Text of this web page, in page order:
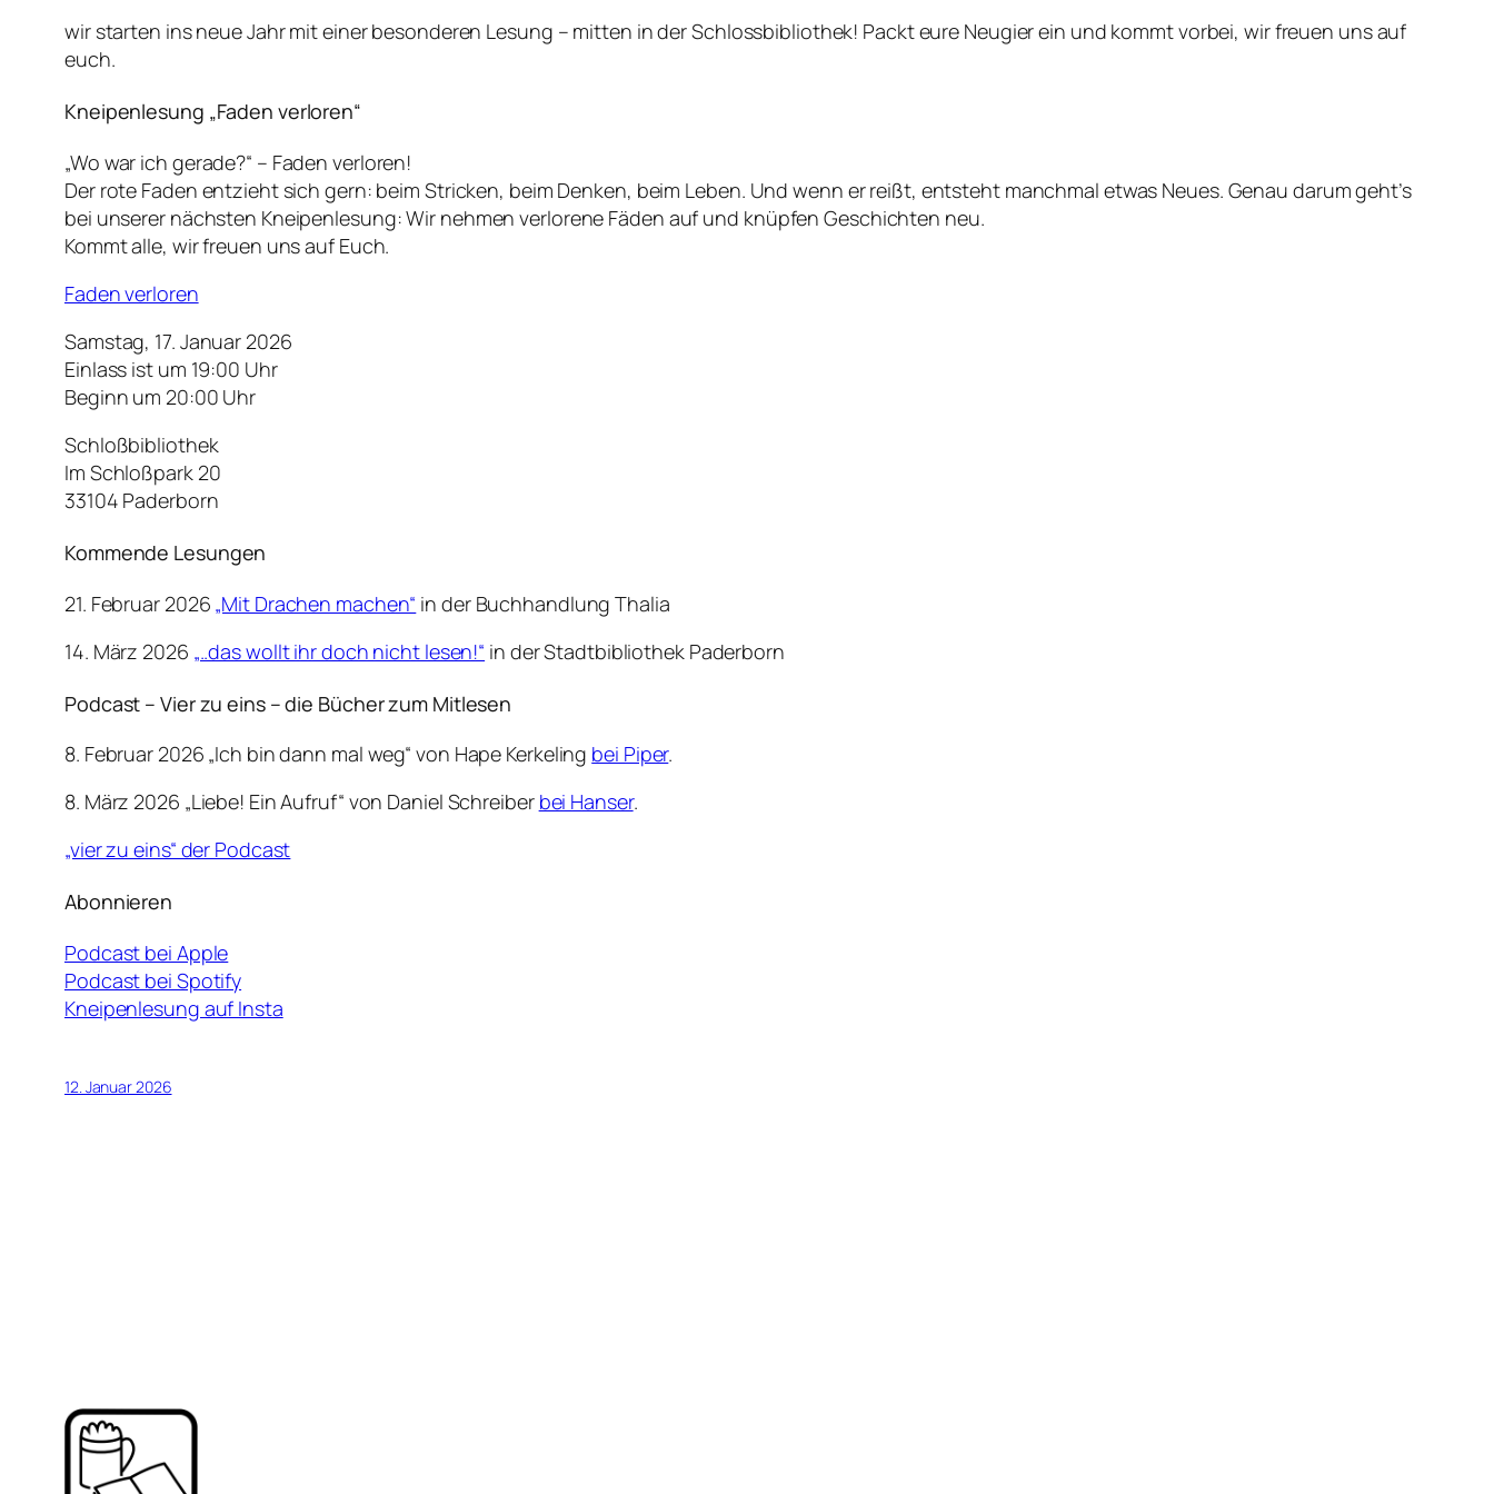
wir starten ins neue Jahr mit einer besonderen Lesung – mitten in der Schlossbibliothek! Packt eure Neugier ein und kommt vorbei, wir freuen uns auf
euch.
Kneipenlesung „Faden verloren“
„Wo war ich gerade?“ – Faden verloren!
Der rote Faden entzieht sich gern: beim Stricken, beim Denken, beim Leben. Und wenn er reißt, entsteht manchmal etwas Neues. Genau darum geht’s
bei unserer nächsten Kneipenlesung: Wir nehmen verlorene Fäden auf und knüpfen Geschichten neu.
Kommt alle, wir freuen uns auf Euch.
Faden verloren
Samstag, 17. Januar 2026
Einlass ist um 19:00 Uhr
Beginn um 20:00 Uhr
Schloßbibliothek
Im Schloßpark 20
33104 Paderborn
Kommende Lesungen
21. Februar 2026 „Mit Drachen machen“ in der Buchhandlung Thalia
14. März 2026 „..das wollt ihr doch nicht lesen!“ in der Stadtbibliothek Paderborn
Podcast – Vier zu eins – die Bücher zum Mitlesen
8. Februar 2026 „Ich bin dann mal weg“ von Hape Kerkeling bei Piper.
8. März 2026 „Liebe! Ein Aufruf“ von Daniel Schreiber bei Hanser.
„vier zu eins“ der Podcast
Abonnieren
Podcast bei Apple
Podcast bei Spotify
Kneipenlesung auf Insta
12. Januar 2026